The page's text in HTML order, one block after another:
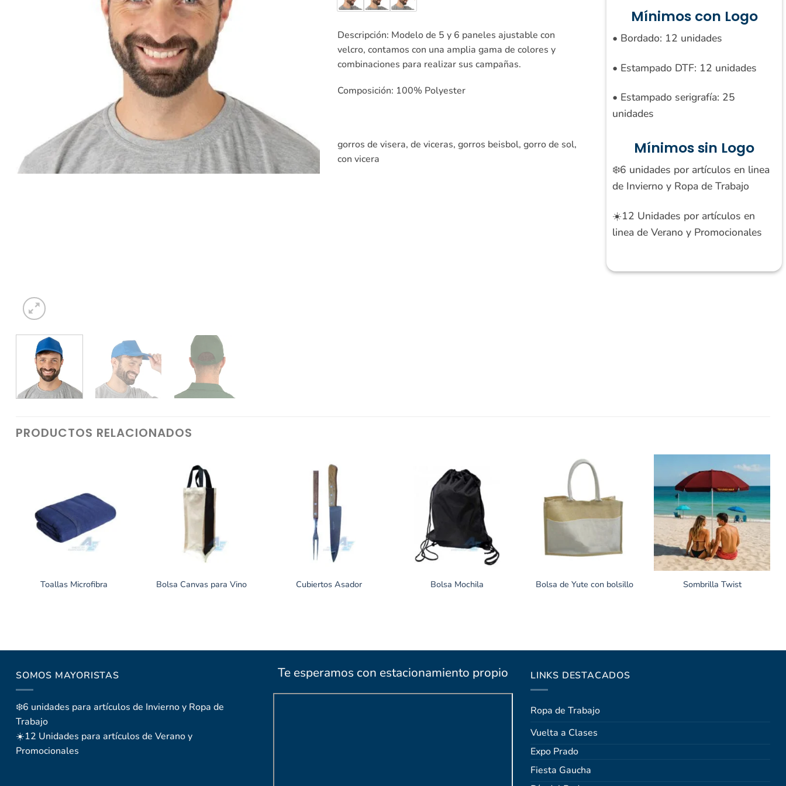
Descripción: Modelo de 5 y 6 paneles ajustable con
velcro, contamos con una amplia gama de colores y
combinaciones para realizar sus campañas.
Composición: 100% Polyester
gorros de visera, de viceras, gorros beisbol, gorro de sol,
con vicera
Mínimos con Logo
• Bordado: 12 unidades
• Estampado DTF: 12 unidades
• Estampado serigrafía: 25
unidades
Mínimos sin Logo
❄️6 unidades por artículos en linea
de Invierno y Ropa de Trabajo
☀️12 Unidades por artículos en
linea de Verano y Promocionales
PRODUCTOS RELACIONADOS
Toallas Microfibra Bolsa Canvas para Vino Cubiertos Asador Bolsa Mochila Bolsa de Yute con bolsillo Sombrilla Twist
SOMOS MAYORISTAS
❄️6 unidades para artículos de Invierno y Ropa de
Trabajo
☀️12 Unidades para artículos de Verano y
Promocionales
Te esperamos con estacionamiento propio LINKS DESTACADOS
Ropa de Trabajo
Vuelta a Clases
Expo Prado
Fiesta Gaucha